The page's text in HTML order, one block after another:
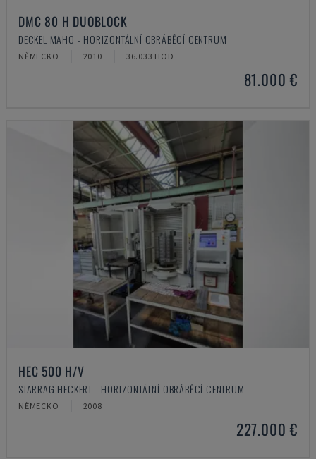
DMC 80 H DUOBLOCK
DECKEL MAHO - HORIZONTÁLNÍ OBRÁBĚCÍ CENTRUM
NĚMECKO 2010 36.033 HOD
81.000 €
HEC 500 H/V
STARRAG HECKERT - HORIZONTÁLNÍ OBRÁBĚCÍ CENTRUM
NĚMECKO 2008
227.000 €